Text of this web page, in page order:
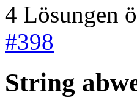
4 Lösungen
#398
String